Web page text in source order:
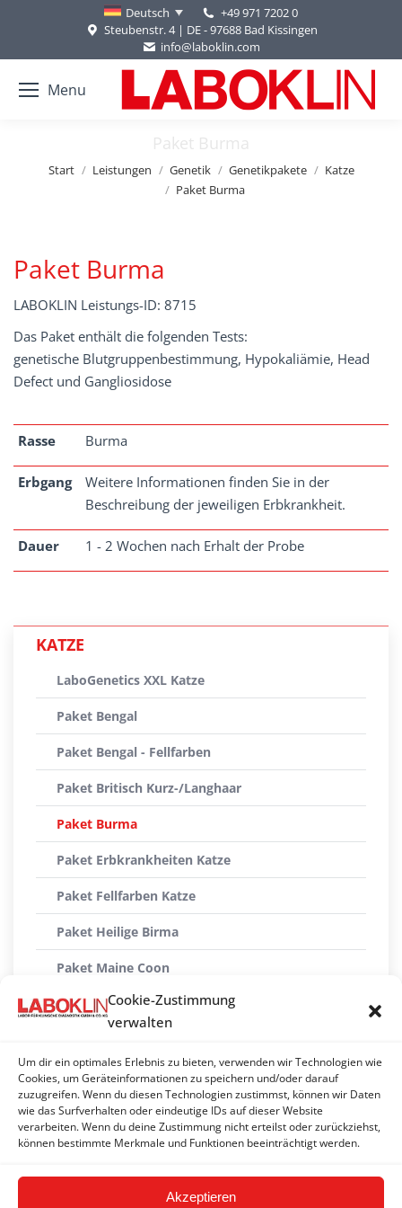
Cookie-Zustimmung
verwalten
Um dir ein optimales Erlebnis zu bieten, verwenden wir Technologien wie
Cookies, um Geräteinformationen zu speichern und/oder darauf
zuzugreifen. Wenn du diesen Technologien zustimmst, können wir Daten
wie das Surfverhalten oder eindeutige IDs auf dieser Website
verarbeiten. Wenn du deine Zustimmung nicht erteilst oder zurückziehst,
können bestimmte Merkmale und Funktionen beeinträchtigt werden.
Akzeptieren
Deutsch
+49 971 7202 0
Steubenstr. 4 | DE - 97688 Bad Kissingen
info@laboklin.com
Menu
Paket Burma
Sie befinden sich hier:
Start Leistungen Genetik Genetikpakete
Katze
Paket Burma
Paket Burma
LABOKLIN Leistungs-ID: 8715
Das Paket enthält die folgenden Tests:
genetische Blutgruppenbestimmung, Hypokaliämie, Head
Defect und Gangliosidose
Rasse Burma
Erbgang
Weitere Informationen finden Sie in der
Beschreibung der jeweiligen Erbkrankheit.
Dauer 1 - 2 Wochen nach Erhalt der Probe
KATZE
LaboGenetics XXL Katze
Paket Bengal
Paket Bengal - Fellfarben
Paket Britisch Kurz-/Langhaar
Paket Burma
Paket Erbkrankheiten Katze
Paket Fellfarben Katze
Paket Heilige Birma
Paket Maine Coon
Paket Norwegische Waldkatze
Paket Ragdoll
Paket Siam/Oriental
Paket Sphynx